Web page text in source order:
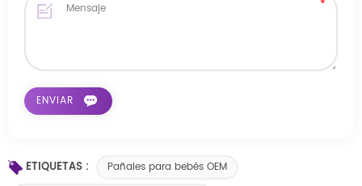
ETIQUETAS :
Pañales para bebés OEM